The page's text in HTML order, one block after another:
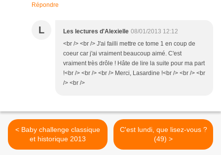
Répondre
L Les lectures d'Alexielle 08/01/2013 12:12
<br /> <br /> J'ai failli mettre ce tome 1 en coup de
coeur car j'ai vraiment beaucoup aimé. C'est
vraiment très drôle ! Hâte de lire la suite pour ma part
!<br /> <br /> <br /> Merci, Lasardine !<br /> <br /> <br
/> <br />
< Baby challenge classique
et historique 2013
C'est lundi, que lisez-vous ?
(49) >